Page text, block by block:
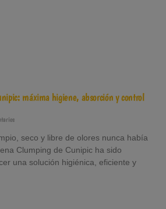
máxima higiene, absorción y control
seco y libre de olores nunca había
Clumping de Cunipic ha sido
una solución higiénica, eficiente y